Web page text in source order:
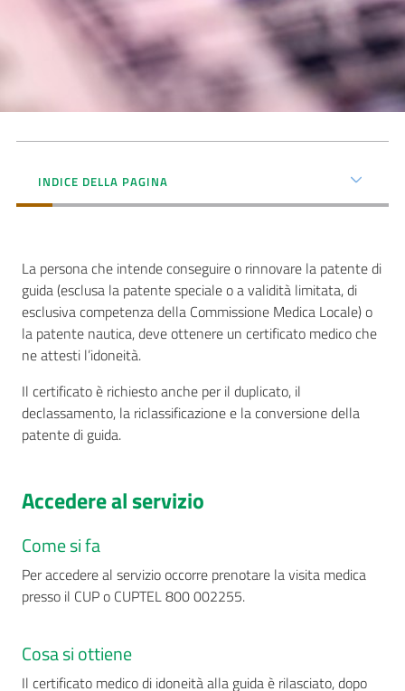
INDICE DELLA PAGINA
La persona che intende conseguire o rinnovare la patente di
guida (esclusa la patente speciale o a validità limitata, di
esclusiva competenza della Commissione Medica Locale) o
la patente nautica, deve ottenere un certificato medico che
ne attesti l’idoneità.
Il certificato è richiesto anche per il duplicato, il
declassamento, la riclassificazione e la conversione della
patente di guida.
Accedere al servizio
Come si fa
Per accedere al servizio occorre prenotare la visita medica
presso il CUP o CUPTEL 800 002255.
Cosa si ottiene
Il certificato medico di idoneità alla guida è rilasciato, dopo